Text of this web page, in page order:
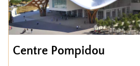
Centre Pompidou